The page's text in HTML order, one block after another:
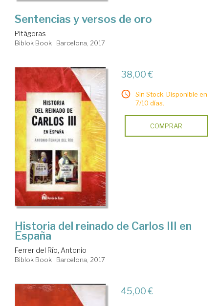
Sentencias y versos de oro
Pitágoras
Biblok Book . Barcelona, 2017
38,00 €
Sin Stock. Disponible en
7/10 días.
COMPRAR
Historia del reinado de Carlos III en
España
Ferrer del Río, Antonio
Biblok Book . Barcelona, 2017
45,00 €